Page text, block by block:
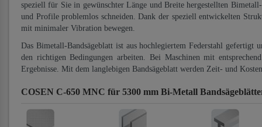
speziell für Sie in gewünschter Länge und Breite hergestellten
und Profile problemlos schneiden. Dank der speziell entwickelten
mit minimaler Vibration bewegen.
Das Bimetall-Bandsägeblatt ist aus hochlegiertem Federstahl
den richtigen Bedingungen arbeiten. Bei Maschinen mit
Ergebnisse. Mit dem langlebigen Bandsägeblatt werden Zeit- und
COSEN C-650 MNC für 5300 mm Bi-Metall